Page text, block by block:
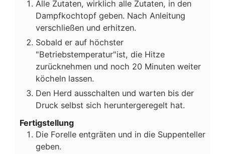
Alle Zutaten, wirklich alle Zutaten, in den
Dampfkochtopf geben. Nach Anleitung
verschließen und erhitzen.
Sobald er auf höchster
"Betriebstemperatur"ist, die Hitze
zurücknehmen und noch 20 Minuten weiter
köcheln lassen.
Den Herd ausschalten und warten bis der
Druck selbst sich heruntergeregelt hat.
Fertigstellung
Die Forelle entgräten und in die Suppenteller
geben.